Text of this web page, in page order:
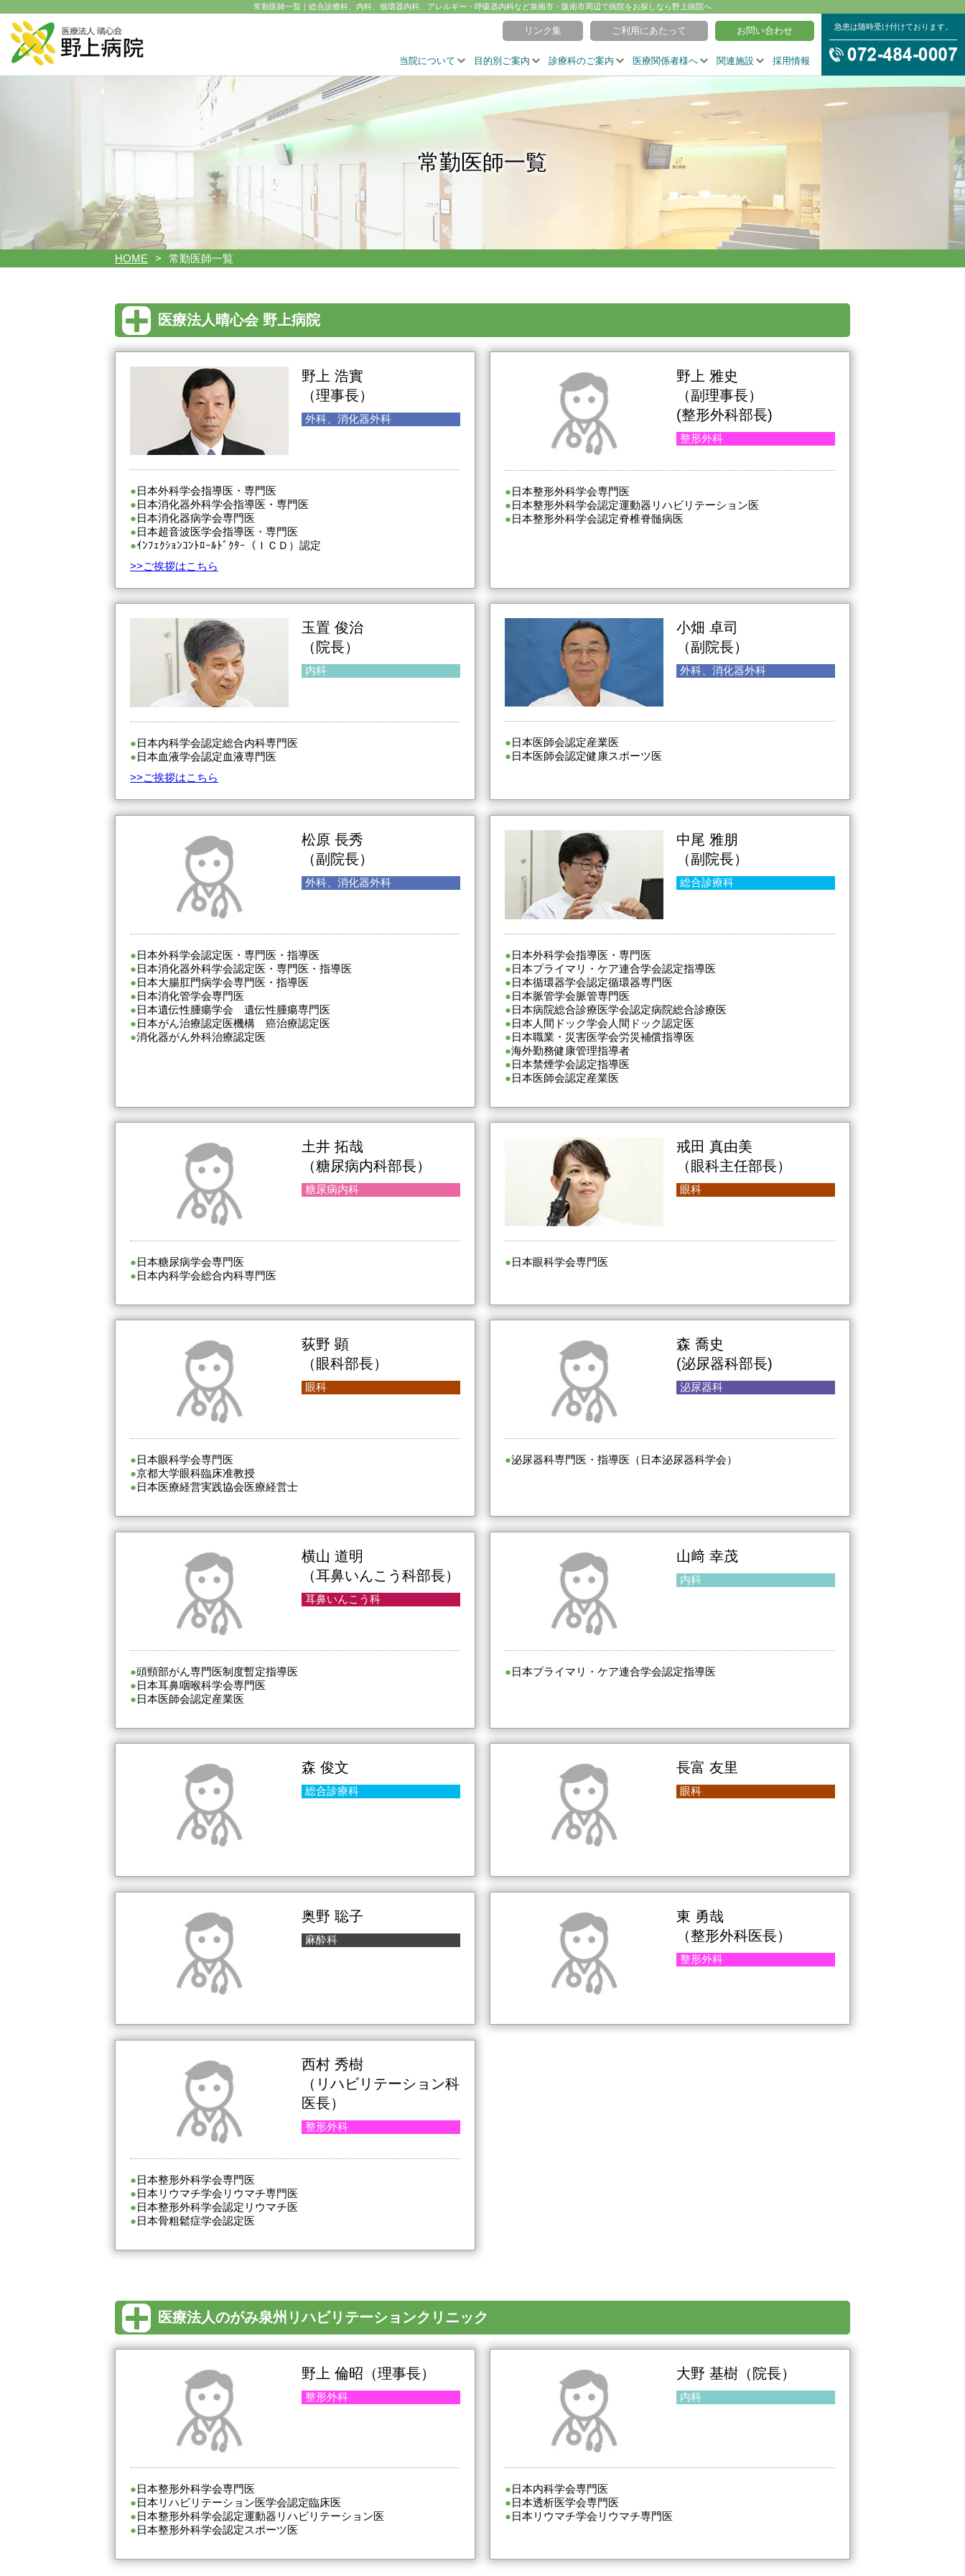
常勤医師一覧｜総合診療科、内科、循環器内科、アレルギー・呼吸器内科など泉南市・阪南市周辺で病院をお探しなら野上病院へ
リンク集 ご利用にあたって お問い合わせ
当院について 目的別ご案内 診療科のご案内 医療関係者様へ 関連施設 採用情報
急患は随時受け付けております。
常勤医師一覧
HOME 常勤医師一覧
医療法人晴心会 野上病院
野上 浩實
（理事長）
外科、消化器外科
日本外科学会指導医・専門医
日本消化器外科学会指導医・専門医
日本消化器病学会専門医
日本超音波医学会指導医・専門医
ｲﾝﾌｪｸｼｮﾝｺﾝﾄﾛｰﾙﾄﾞｸﾀｰ（ＩＣＤ）認定
>>ご挨拶はこちら
野上 雅史
（副理事長）
(整形外科部長)
整形外科
日本整形外科学会専門医
日本整形外科学会認定運動器リハビリテーション医
日本整形外科学会認定脊椎脊髄病医
玉置 俊治
（院長）
内科
日本内科学会認定総合内科専門医
日本血液学会認定血液専門医
>>ご挨拶はこちら
小畑 卓司
（副院長）
外科、消化器外科
日本医師会認定産業医
日本医師会認定健康スポーツ医
松原 長秀
（副院長）
外科、消化器外科
日本外科学会認定医・専門医・指導医
日本消化器外科学会認定医・専門医・指導医
日本大腸肛門病学会専門医・指導医
日本消化管学会専門医
日本遺伝性腫瘍学会 遺伝性腫瘍専門医
日本がん治療認定医機構 癌治療認定医
消化器がん外科治療認定医
中尾 雅朋
（副院長）
総合診療科
日本外科学会指導医・専門医
日本プライマリ・ケア連合学会認定指導医
日本循環器学会認定循環器専門医
日本脈管学会脈管専門医
日本病院総合診療医学会認定病院総合診療医
日本人間ドック学会人間ドック認定医
日本職業・災害医学会労災補償指導医
海外勤務健康管理指導者
日本禁煙学会認定指導医
日本医師会認定産業医
土井 拓哉
（糖尿病内科部長）
糖尿病内科
日本糖尿病学会専門医
日本内科学会総合内科専門医
戒田 真由美
（眼科主任部長）
眼科
日本眼科学会専門医
荻野 顕
（眼科部長）
眼科
日本眼科学会専門医
京都大学眼科臨床准教授
日本医療経営実践協会医療経営士
森 喬史
(泌尿器科部長)
泌尿器科
泌尿器科専門医・指導医（日本泌尿器科学会）
横山 道明
（耳鼻いんこう科部長）
耳鼻いんこう科
頭頸部がん専門医制度暫定指導医
日本耳鼻咽喉科学会専門医
日本医師会認定産業医
山﨑 幸茂
内科
日本プライマリ・ケア連合学会認定指導医
森 俊文
総合診療科
長富 友里
眼科
奥野 聡子
麻酔科
東 勇哉
（整形外科医長）
整形外科
西村 秀樹
（リハビリテーション科
医長）
整形外科
日本整形外科学会専門医
日本リウマチ学会リウマチ専門医
日本整形外科学会認定リウマチ医
日本骨粗鬆症学会認定医
医療法人のがみ泉州リハビリテーションクリニック
野上 倫昭（理事長）
整形外科
日本整形外科学会専門医
日本リハビリテーション医学会認定臨床医
日本整形外科学会認定運動器リハビリテーション医
日本整形外科学会認定スポーツ医
大野 基樹（院長）
内科
日本内科学会専門医
日本透析医学会専門医
日本リウマチ学会リウマチ専門医